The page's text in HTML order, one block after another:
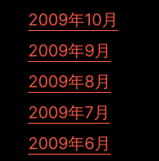
2009年10月
2009年9月
2009年8月
2009年7月
2009年6月